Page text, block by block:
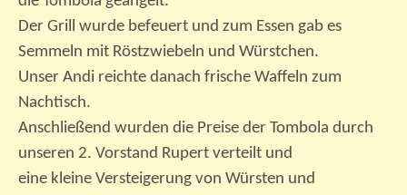
Der Grill wurde befeuert und zum Essen gab es
Semmeln mit Röstzwiebeln und Würstchen.
Unser Andi reichte danach frische Waffeln zum
Nachtisch.
Anschließend wurden die Preise der Tombola durch
unseren 2. Vorstand Rupert verteilt und
eine kleine Versteigerung von Würsten und